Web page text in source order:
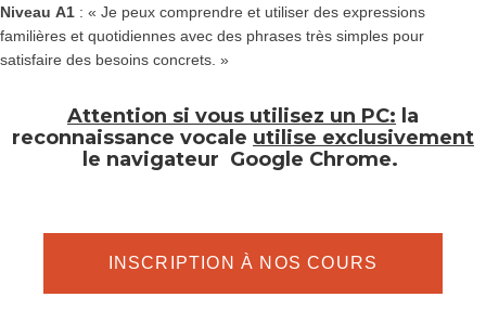
Niveau A1 : « Je peux comprendre et utiliser des expressions
familières et quotidiennes avec des phrases très simples pour
satisfaire des besoins concrets. »
Attention si vous utilisez un PC: la
reconnaissance vocale utilise exclusivement
le navigateur Google Chrome.
INSCRIPTION À NOS COURS